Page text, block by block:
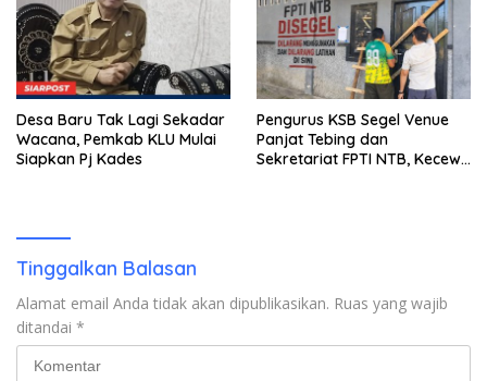
Desa Baru Tak Lagi Sekadar
Wacana, Pemkab KLU Mulai
Siapkan Pj Kades
Pengurus KSB Segel Venue
Panjat Tebing dan
Sekretariat FPTI NTB, Kecewa
Tinggalkan Balasan
Alamat email Anda tidak akan dipublikasikan. Ruas yang wajib
ditandai *